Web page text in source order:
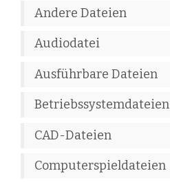
Andere Dateien
Audiodatei
Ausführbare Dateien
Betriebssystemdateien
CAD-Dateien
Computerspieldateien